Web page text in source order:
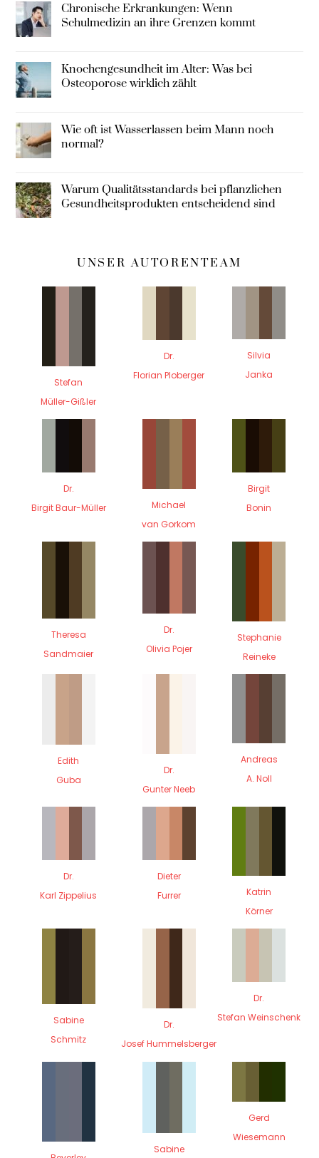
Chronische Erkrankungen: Wenn
Schulmedizin an ihre Grenzen kommt
Knochengesundheit im Alter: Was bei
Osteoporose wirklich zählt
Wie oft ist Wasserlassen beim Mann noch
normal?
Warum Qualitätsstandards bei pflanzlichen
Gesundheitsprodukten entscheidend sind
UNSER AUTORENTEAM
Stefan
Müller-Gißler
Dr.
Florian Ploberger
Silvia
Janka
Dr.
Birgit Baur-Müller
Michael
van Gorkom
Birgit
Bonin
Theresa
Sandmaier
Dr.
Olivia Pojer
Stephanie
Reineke
Edith
Guba
Dr.
Gunter Neeb
Andreas
A. Noll
Dr.
Karl Zippelius
Dieter
Furrer
Katrin
Körner
Sabine
Schmitz
Dr.
Josef Hummelsberger
Dr.
Stefan Weinschenk
Sabine
Gerd
Wiesemann